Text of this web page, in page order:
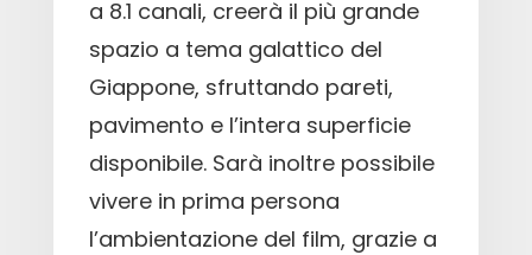
a 8.1 canali, creerà il più grande
spazio a tema galattico del
Giappone, sfruttando pareti,
pavimento e l’intera superficie
disponibile. Sarà inoltre possibile
vivere in prima persona
l’ambientazione del film, grazie a